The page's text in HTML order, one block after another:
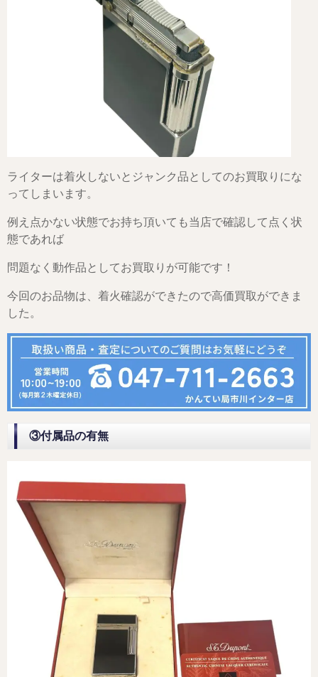
ライターは着火しないとジャンク品としてのお買取りにな
ってしまいます。
例え点かない状態でお持ち頂いても当店で確認して点く状
態であれば
問題なく動作品としてお買取りが可能です！
今回のお品物は、着火確認ができたので高価買取ができま
した。
③付属品の有無